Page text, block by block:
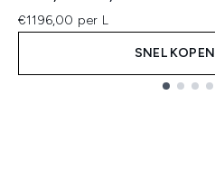
€1196,00 per L
SNEL KOPEN